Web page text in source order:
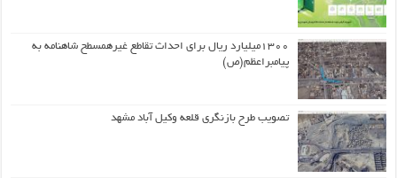
۱۳۰۰میلیارد ریال برای احداث تقاطع غیرهمسطح شاهنامه به
پیامبراعظم(ص)
تصویب طرح بازنگری قلعه وکیل آباد مشهد